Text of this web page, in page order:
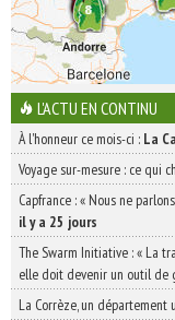
L'ACTU EN CONTINU
À l'honneur ce mois-ci : La
Voyage sur-mesure : ce qui
Capfrance : « Nous ne
il y a 25 jours
The Swarm Initiative : « La
elle doit devenir un outil de
La Corrèze, un